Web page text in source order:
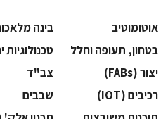
אוטומוטיב
בינה
בטחון, תעופה וחלל
‫טכנולוגיות
‫יצור (‪(FABs‬‬
‫צב"ד‬
‫רכיבים‬ (IOT)
‫שבבים‬